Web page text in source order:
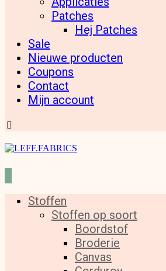
Patches
Hej Patches
Sale
Nieuwe producten
Coupons
Contact
Mijn account
Stoffen
Stoffen op soort
Boordstof
Broderie
Canvas